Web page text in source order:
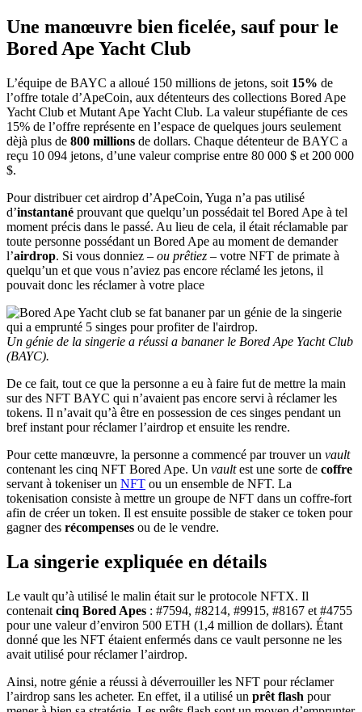
Une manœuvre bien ficelée, sauf pour le
Bored Ape Yacht Club
L’équipe de BAYC a alloué 150 millions de jetons, soit 15% de
l’offre totale d’ApeCoin, aux détenteurs des collections Bored Ape
Yacht Club et Mutant Ape Yacht Club. La valeur stupéfiante de ces
15% de l’offre représente en l’espace de quelques jours seulement
dèjà plus de 800 millions de dollars. Chaque détenteur de BAYC a
reçu 10 094 jetons, d’une valeur comprise entre 80 000 $ et 200 000
$.
Pour distribuer cet airdrop d’ApeCoin, Yuga n’a pas utilisé
d’instantané prouvant que quelqu’un possédait tel Bored Ape à tel
moment précis dans le passé. Au lieu de cela, il était réclamable par
toute personne possédant un Bored Ape au moment de demander
l’airdrop. Si vous donniez – ou prêtiez – votre NFT de primate à
quelqu’un et que vous n’aviez pas encore réclamé les jetons, il
pouvait donc les réclamer à votre place
Un génie de la singerie a réussi a bananer le Bored Ape Yacht Club
(BAYC).
De ce fait, tout ce que la personne a eu à faire fut de mettre la main
sur des NFT BAYC qui n’avaient pas encore servi à réclamer les
tokens. Il n’avait qu’à être en possession de ces singes pendant un
bref instant pour réclamer l’airdrop et ensuite les rendre.
Pour cette manœuvre, la personne a commencé par trouver un vault
contenant les cinq NFT Bored Ape. Un vaultest une sorte de coffre
servant à tokeniser un NFT ou un ensemble de NFT. La
tokenisation consiste à mettre un groupe de NFT dans un coffre-fort
afin de créer un token. Il est ensuite possible de staker ce token pour
gagner des récompenses ou de le vendre.
La singerie expliquée en détails
Le vault qu’à utilisé le malin était sur le protocole NFTX. Il
contenait cinq Bored Apes : #7594, #8214, #9915, #8167 et #4755
pour une valeur d’environ 500 ETH (1,4 million de dollars). Étant
donné que les NFT étaient enfermés dans ce vault personne ne les
avait utilisé pour réclamer l’airdrop.
Ainsi, notre génie a réussi à déverrouiller les NFT pour réclamer
l’airdrop sans les acheter. En effet, il a utilisé un prêt flash pour